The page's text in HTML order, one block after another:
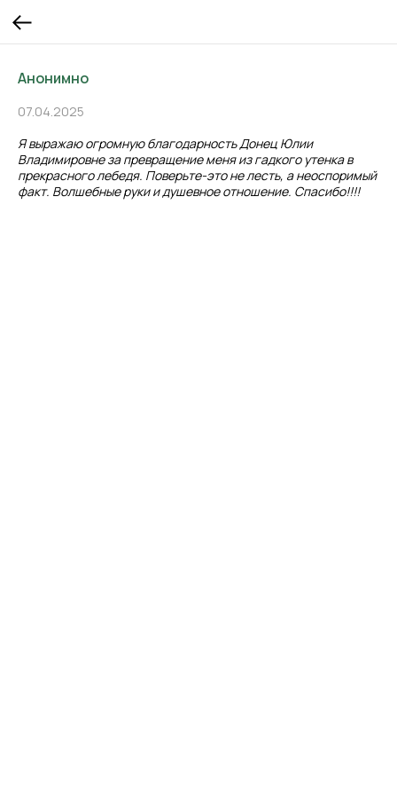
Анонимно
07.04.2025
Я выражаю огромную благодарность Донец Юлии
Владимировне за превращение меня из гадкого утенка в
прекрасного лебедя. Поверьте-это не лесть, а неоспоримый
факт. Волшебные руки и душевное отношение. Спасибо!!!!